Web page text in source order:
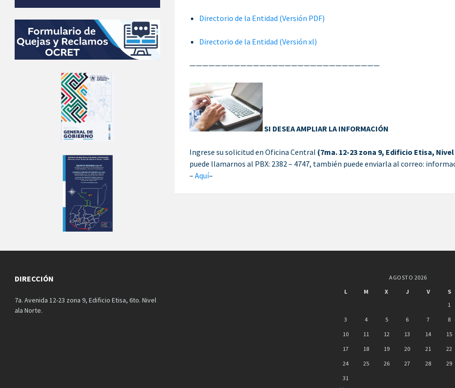
Directorio de la Entidad (Versión PDF)
Directorio de la Entidad (Versión xl)
——————————————————————————————
SI DESEA AMPLIAR LA INFORMACIÓN
Ingrese su solicitud en Oficina Central (7ma. 12-23 zona 9, Edificio Etisa,
puede llamarnos al PBX: 2382 – 4747, también puede enviarla al correo:
–Aquí–
DIRECCIÓN
7a. Avenida 12-23 zona 9, Edificio Etisa, 6to. Nivel
ala Norte.
AGOSTO 2026
L
M X J V S
1
3
4 5 6 7 8
10
11 12 13 14 15
17
18 19 20 21 22
24
25 26 27 28 29
31